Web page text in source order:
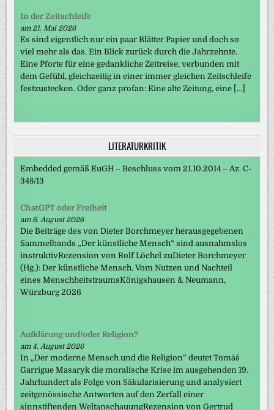
In der Zeitschleife
am 21. Mai 2026
Es sind eigentlich nur ein paar Blätter Papier und doch so
viel mehr als das. Ein Blick zurück durch die Jahrzehnte.
Eine Pforte für eine gedankliche Zeitreise, verbunden mit
dem Gefühl, gleichzeitig in einer immer gleichen Zeitschleife
festzustecken. Oder ganz profan: Eine alte Zeitung, eine […]
LITERATURKRITIK
Embedded gemäß EuGH – Beschluss vom 21.10.2014 – Az. C-
348/13
ChatGPT oder Freiheit
am 6. August 2026
Die Beiträge des von Dieter Borchmeyer herausgegebenen
Sammelbands „Der künstliche Mensch“ sind ausnahmslos
instruktivRezension von Rolf Löchel zuDieter Borchmeyer
(Hg.): Der künstliche Mensch. Vom Nutzen und Nachteil
eines MenschheitstraumsKönigshausen & Neumann,
Würzburg 2026
Aufklärung und/oder Religion?
am 4. August 2026
In „Der moderne Mensch und die Religion“ deutet Tomáš
Garrigue Masaryk die moralische Krise im ausgehenden 19.
Jahrhundert als Folge von Säkularisierung und analysiert
zeitgenössische Antworten auf den Zerfall einer
sinnstiftenden WeltanschauungRezension von Gertrud